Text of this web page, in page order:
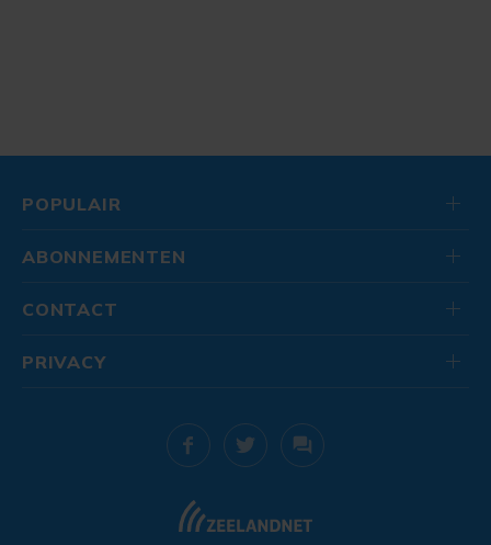
POPULAIR
ABONNEMENTEN
CONTACT
PRIVACY